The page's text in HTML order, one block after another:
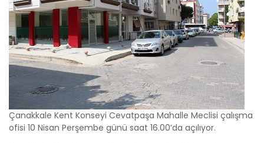
Çanakkale Kent Konseyi Cevatpaşa Mahalle Meclisi çalışma
ofisi 10 Nisan Perşembe günü saat 16.00’da açılıyor.